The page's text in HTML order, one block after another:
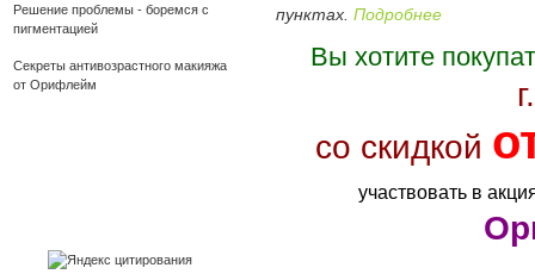
Решение проблемы - боремся с
пигментацией
Секреты антивозрастного макияжа
от Орифлейм
пунктах. Подробнее
Вы хотите
со скидкой
участвовать в